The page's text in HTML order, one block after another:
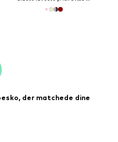
der matchede dine